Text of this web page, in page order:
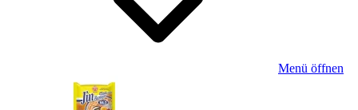
Menü öffnen